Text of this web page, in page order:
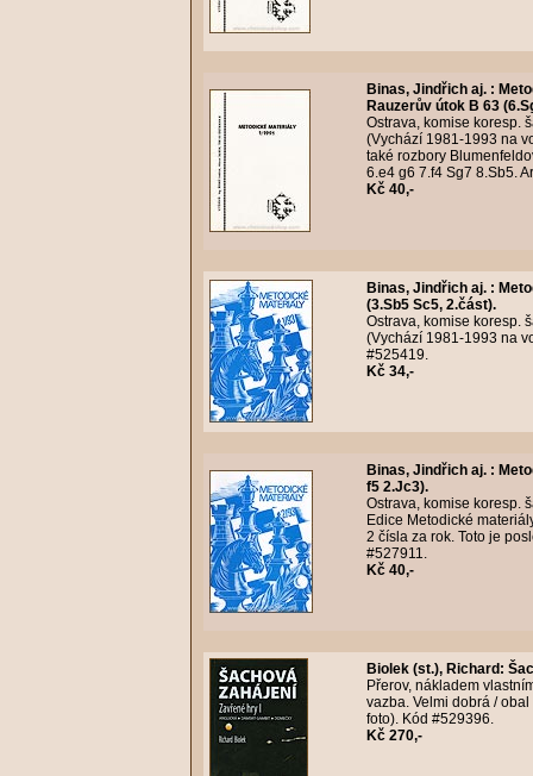
Binas, Jindřich aj. :
Rauzerův útok B 63
Ostrava, komise koresp.
(Vychází 1981-1993 na
také rozbory
6.e4 g6 7.f4 Sg7 8.Sb5.
Kč 40,-
Binas, Jindřich aj. :
(3.Sb5 Sc5, 2.část).
Ostrava, komise koresp.
(Vychází 1981-1993 na
#525419.
Kč 34,-
Binas, Jindřich aj. :
f5 2.Jc3).
Ostrava, komise koresp.
Edice Metodické
2 čísla za rok. Toto je
#527911.
Kč 40,-
Biolek (st.), Richard :
Přerov, nákladem
vazba. Velmi dobrá /
foto). Kód #529396.
Kč 270,-